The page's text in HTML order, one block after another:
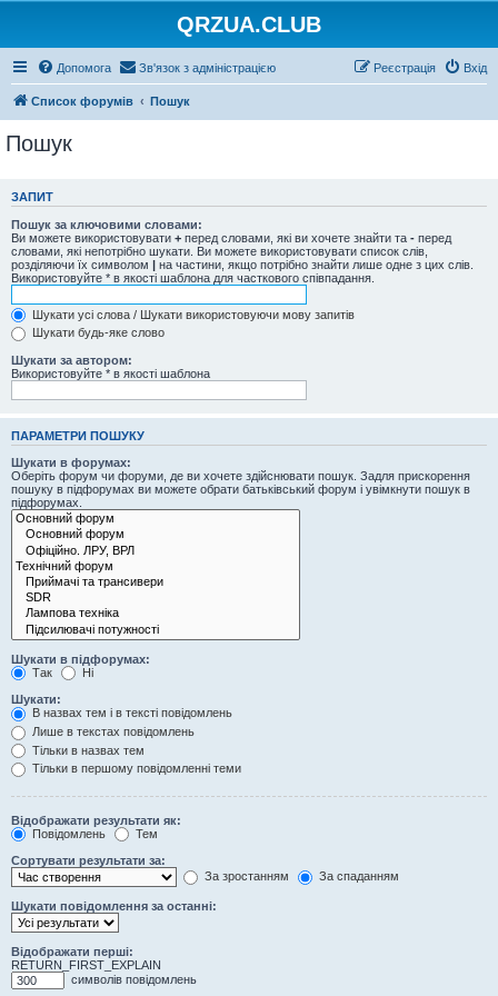
QRZUA.CLUB
Допомога Зв'язок з адміністрацією Вхід
Реєстрація
Список форумів Пошук
Пошук
ЗАПИТ
Пошук за ключовими словами:
Ви можете використовувати + перед словами, які ви хочете знайти та - перед
словами, які непотрібно шукати. Ви можете використовувати список слів,
розділяючи їх символом | на частини, якщо потрібно знайти лише одне з цих слів.
Використовуйте * в якості шаблона для часткового співпадання.
Шукати усі слова / Шукати використовуючи мову запитів
Шукати будь-яке слово
Шукати за автором:
Використовуйте * в якості шаблона
ПАРАМЕТРИ ПОШУКУ
Шукати в форумах:
Оберіть форум чи форуми, де ви хочете здійснювати пошук. Задля прискорення
пошуку в підфорумах ви можете обрати батьківський форум і увімкнути пошук в
підфорумах.
Шукати в підфорумах:
Так
Ні
Шукати:
В назвах тем і в тексті повідомлень
Лише в текстах повідомлень
Тільки в назвах тем
Тільки в першому повідомленні теми
Відображати результати як:
Повідомлень
Тем
Сортувати результати за:
За зростанням
За спаданням
Шукати повідомлення за останні:
Відображати перші:
RETURN_FIRST_EXPLAIN
символів повідомлень